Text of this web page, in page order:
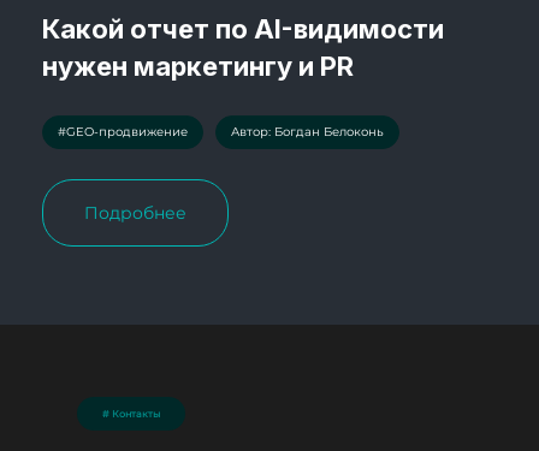
Какой отчет по AI-видимости
нужен маркетингу и PR
#GEO-продвижение Автор: Богдан Белоконь
Подробнее
# Контакты